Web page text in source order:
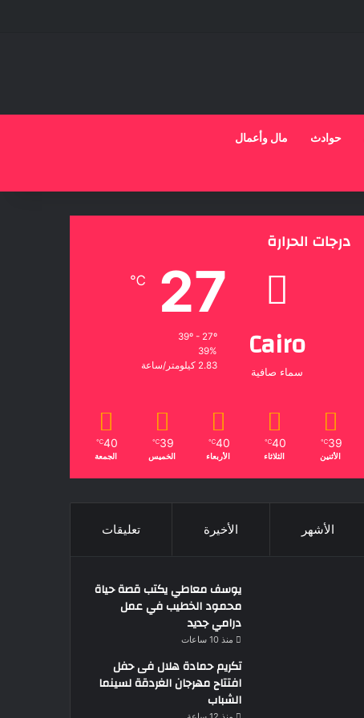
حوادث مال وأعمال
درجات الحرارة
Cairo
سماء صافية
27
℃
39º - 27º
39%
2.83 كيلومتر/ساعة
39
℃
الأثنين
40
℃
الثلاثاء
40
℃
الأربعاء
39
℃
الخميس
40
℃
الجمعة
الأشهر الأخيرة تعليقات
يوسف معاطي يكتب قصة حياة
محمود الخطيب في عمل
درامي جديد
منذ 10 ساعات
تكريم حمادة هلال فى حفل
افتتاح مهرجان الغردقة لسينما
الشباب